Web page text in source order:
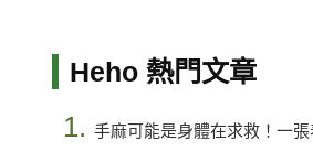
Heho 熱門文章
1. 手麻可能是身體在求救！一